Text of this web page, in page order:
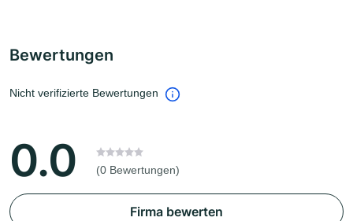
Bewertungen
Nicht verifizierte Bewertungen
0.0 (0 Bewertungen)
Firma bewerten